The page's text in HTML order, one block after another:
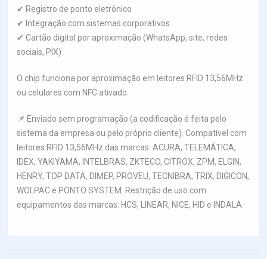
✔ Registro de ponto eletrônico
✔ Integração com sistemas corporativos
✔ Cartão digital por aproximação (WhatsApp, site, redes
sociais, PIX)
O chip funciona por aproximação em leitores RFID 13,56MHz
ou celulares com NFC ativado.
📌 Enviado sem programação (a codificação é feita pelo
sistema da empresa ou pelo próprio cliente). Compatível com
leitores RFID 13,56MHz das marcas: ACURA, TELEMÁTICA,
IDEX, YAKIYAMA, INTELBRAS, ZKTECO, CITROX, ZPM, ELGIN,
HENRY, TOP DATA, DIMEP, PROVEU, TECNIBRA, TRIX, DIGICON,
WOLPAC e PONTO SYSTEM. Restrição de uso com
equipamentos das marcas: HCS, LINEAR, NICE, HID e INDALA.